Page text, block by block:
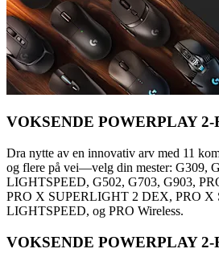
VOKSENDE POWERPLAY
Dra nytte av en innovativ arv med 11
og flere på vei—velg din mester: G309,
LIGHTSPEED, G502, G703, G903,
PRO X SUPERLIGHT 2 DEX, PRO X
LIGHTSPEED, og PRO Wireless.
VOKSENDE POWERPLAY